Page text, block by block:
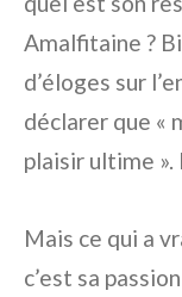
Amalfitaine ?
d’éloges sur
déclarer que «
plaisir ultime ».
Mais ce qui a
c’est sa